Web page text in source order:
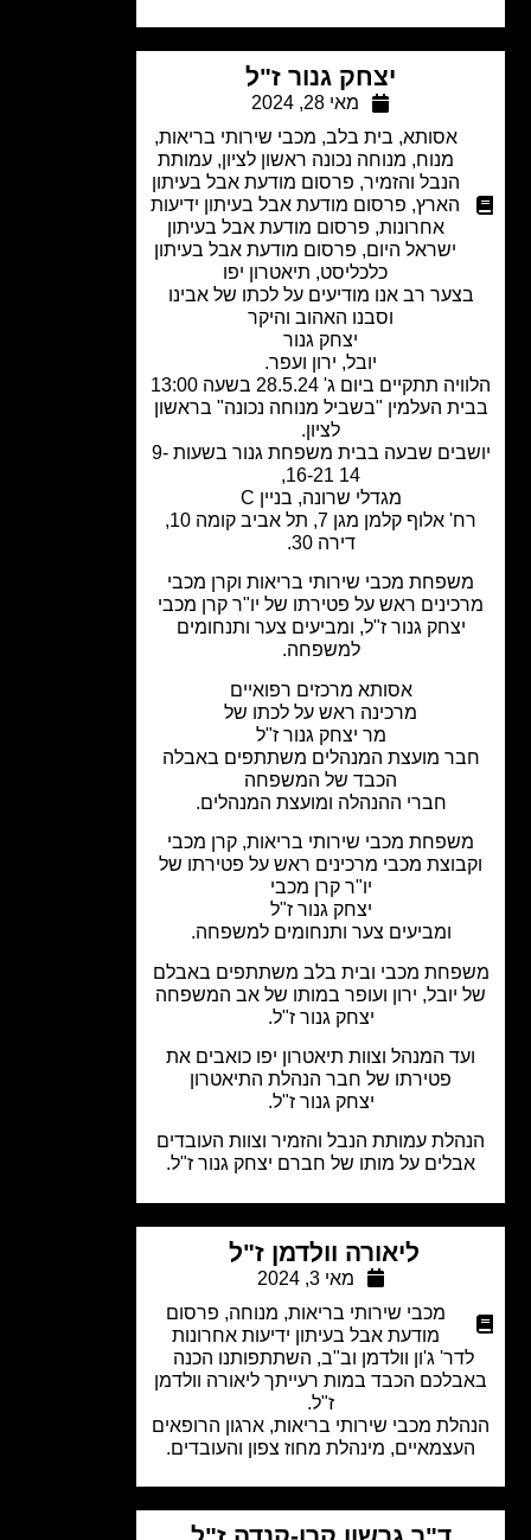
יצחק גנור ז"ל
מאי 28, 2024
,בית בלב,מכבי שירותי בריאות
מנוחה נכונה ראשון לציון,עמותת
הנבל והזמיר, פרסום מודעת אבל בעיתון
הארץ,
פרסום מודעת אבל בעיתון ידיעות
אחרונות,פרסום מודעת אבל בעיתון
ישראל היום,פרסום מודעת אבל בעיתון
כלכליסט,תיאטרון יפו
רב אנו מודיעים על לכתו של אבינו
וסבנו האהוב והיקר
יצחק גנור
יובל, ירון ועפר.
הלוויה תתקיים ביום ג' 28.5.24 בשעה 13:00
העלמין "בשביל מנוחה נכונה" בראשון
יושבים שבעה בבית משפחת גנור בשעות 9-
מגדלי שרונה, בניין C
רח' אלוף קלמן מגן 7, תל אביב קומה 10,
מכבי שירותי בריאות וקרן מכבי
ראש על פטירתו של יו"ר קרן מכבי
יצחק גנור ז"ל, ומביעים צער ותנחומים
למשפחה.
אסותא מרכזים רפואיים
מרכינה ראש על לכתו של
מר יצחק גנור ז"ל
מועצת המנהלים משתתפים באבלה
הכבד של המשפחה
חברי ההנהלה ומועצת המנהלים.
מכבי שירותי בריאות, קרן מכבי
מכבי מרכינים ראש על פטירתו של
יו"ר קרן מכבי
יצחק גנור ז"ל
ומביעים צער ותנחומים למשפחה.
מכבי ובית בלב משתתפים באבלם
יובל, ירון ועופר במותו של אב המשפחה
יצחק גנור ז"ל.
המנהל וצוות תיאטרון יפו כואבים את
פטירתו של חבר הנהלת התיאטרון
יצחק גנור ז"ל.
עמותת הנבל והזמיר וצוות העובדים
על מותו של חברם יצחק גנור ז"ל.
ליאורה וולדמן ז"ל
מאי 3, 2024
מכבי שירותי בריאות ,מנוחה, פרסום
מודעת אבל בעיתון ידיעות אחרונות
ג'ון וולדמן וב"ב, השתתפותנו הכנה
הכבד במות רעייתך ליאורה וולדמן
מכבי שירותי בריאות, ארגון הרופאים
מינהלת מחוז צפון והעובדים.